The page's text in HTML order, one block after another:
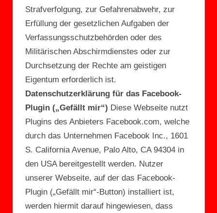
Strafverfolgung, zur Gefahrenabwehr, zur
Erfüllung der gesetzlichen Aufgaben der
Verfassungsschutzbehörden oder des
Militärischen Abschirmdienstes oder zur
Durchsetzung der Rechte am geistigen
Eigentum erforderlich ist.
Datenschutzerklärung für das Facebook-
Plugin („Gefällt mir“) Diese Webseite nutzt
Plugins des Anbieters Facebook.com, welche
durch das Unternehmen Facebook Inc., 1601
S. California Avenue, Palo Alto, CA 94304 in
den USA bereitgestellt werden. Nutzer
unserer Webseite, auf der das Facebook-
Plugin („Gefällt mir“-Button) installiert ist,
werden hiermit darauf hingewiesen, dass